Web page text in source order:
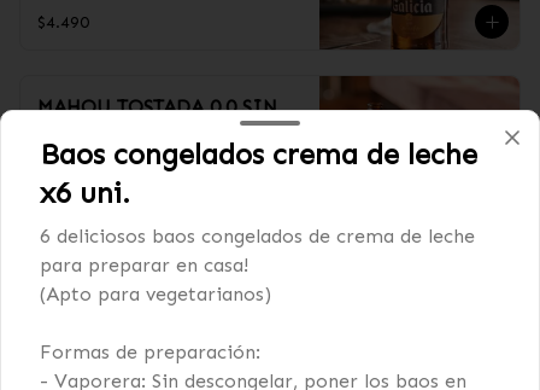
$4.490
MAHOU TOSTADA 0.0 SIN
330cc
$4.490
330cc
Baos congelados crema de leche
x6 uni.
6 deliciosos baos congelados de crema de leche
para preparar en casa!
(Apto para vegetarianos)
Formas de preparación:
- Vaporera: Sin descongelar, poner los baos en